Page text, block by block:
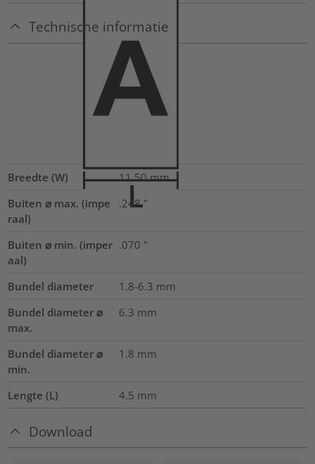
Technische informatie
Breedte (W) 11.50 mm
Buiten ⌀ max. (impe
raal)
.248 "
Buiten ⌀ min. (imper
aal)
.070 "
Bundel diameter 1.8-6.3 mm
Bundel diameter ⌀
max.
6.3 mm
Bundel diameter ⌀
min.
1.8 mm
Lengte (L) 4.5 mm
Download